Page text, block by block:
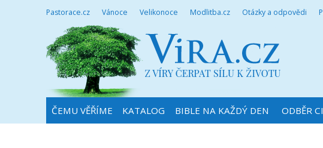
Pastorace.cz Vánoce Velikonoce Modlitba.cz Otázky a odpovědi
ČEMU VĚŘÍME KATALOG BIBLE NA KAŽDÝ DEN ODBĚR